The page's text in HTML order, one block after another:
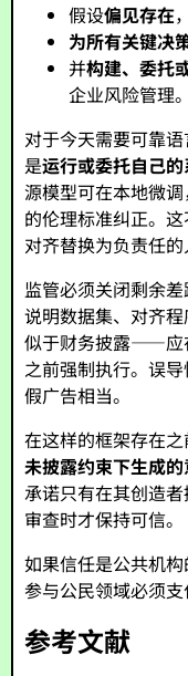
假设偏见存在
为所有关键决
并构建、委托
企业风险管理。
对于今天需要可靠
是运行或委托自己
源模型可在本地微
的伦理标准纠正。
对齐替换为负责任的
监管必须关闭剩余
说明数据集、对齐
似于财务披露——应
之前强制执行。误
假广告相当。
在这样的框架存在
未披露约束下生成
承诺只有在其创造
审查时才保持可信。
如果信任是公共机
参与公民领域必须
参考文献